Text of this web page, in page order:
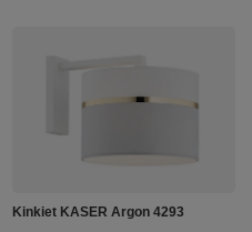
Kinkiet KASER Argon 4293